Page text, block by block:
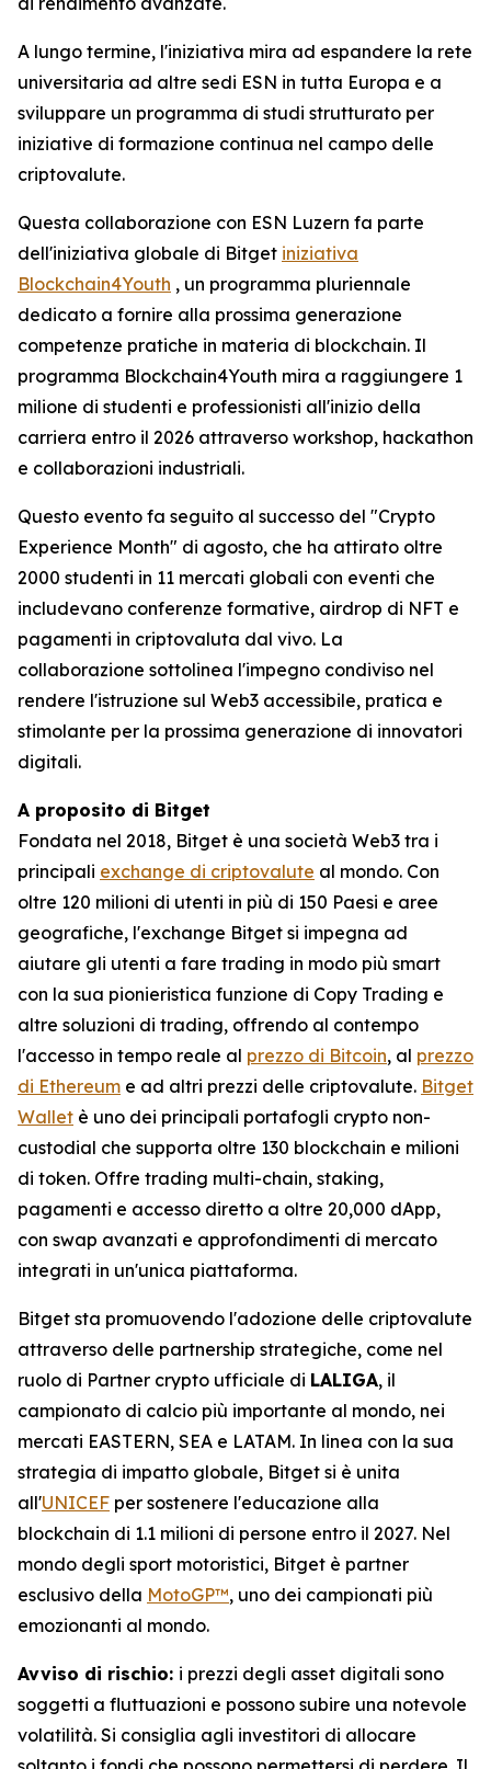
A lungo termine, l'iniziativa mira ad espandere la rete
universitaria ad altre sedi ESN in tutta Europa e a
sviluppare un programma di studi strutturato per
iniziative di formazione continua nel campo delle
criptovalute.
Questa collaborazione con ESN Luzern fa parte
dell'iniziativa globale di Bitget iniziativa
Blockchain4Youth , un programma pluriennale
dedicato a fornire alla prossima generazione
competenze pratiche in materia di blockchain. Il
programma Blockchain4Youth mira a raggiungere 1
milione di studenti e professionisti all'inizio della
carriera entro il 2026 attraverso workshop, hackathon
e collaborazioni industriali.
Questo evento fa seguito al successo del "Crypto
Experience Month" di agosto, che ha attirato oltre
2000 studenti in 11 mercati globali con eventi che
includevano conferenze formative, airdrop di NFT e
pagamenti in criptovaluta dal vivo. La
collaborazione sottolinea l'impegno condiviso nel
rendere l'istruzione sul Web3 accessibile, pratica e
stimolante per la prossima generazione di innovatori
digitali.
A proposito di Bitget
Fondata nel 2018, Bitget è una società Web3 tra i
principali exchange di criptovalute al mondo. Con
oltre 120 milioni di utenti in più di 150 Paesi e aree
geografiche, l'exchange Bitget si impegna ad
aiutare gli utenti a fare trading in modo più smart
con la sua pionieristica funzione di Copy Trading e
altre soluzioni di trading, offrendo al contempo
l'accesso in tempo reale al prezzo di Bitcoin, al prezzo
di Ethereum e ad altri prezzi delle criptovalute. Bitget
Wallet è uno dei principali portafogli crypto non-
custodial che supporta oltre 130 blockchain e milioni
di token. Offre trading multi-chain, staking,
pagamenti e accesso diretto a oltre 20,000 dApp,
con swap avanzati e approfondimenti di mercato
integrati in un'unica piattaforma.
Bitget sta promuovendo l'adozione delle criptovalute
attraverso delle partnership strategiche, come nel
ruolo di Partner crypto ufficiale di LALIGA, il
campionato di calcio più importante al mondo, nei
mercati EASTERN, SEA e LATAM. In linea con la sua
strategia di impatto globale, Bitget si è unita
all'UNICEF per sostenere l'educazione alla
blockchain di 1.1 milioni di persone entro il 2027. Nel
mondo degli sport motoristici, Bitget è partner
esclusivo della MotoGP™, uno dei campionati più
emozionanti al mondo.
Avviso di rischio: i prezzi degli asset digitali sono
soggetti a fluttuazioni e possono subire una notevole
volatilità. Si consiglia agli investitori di allocare